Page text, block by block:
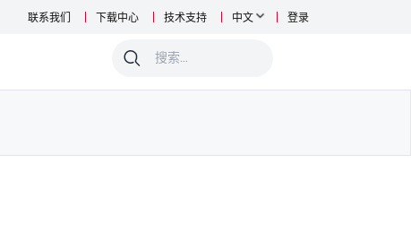
联系我们 下载中心 技术支持 中文 登录
0